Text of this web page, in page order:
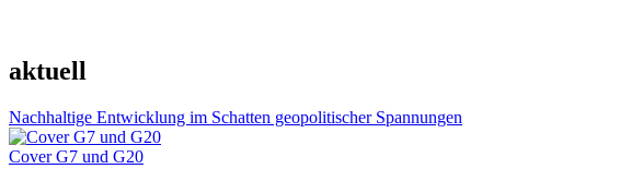
aktuell
Nachhaltige Entwicklung im Schatten geopolitischer Spannungen
Cover G7 und G20